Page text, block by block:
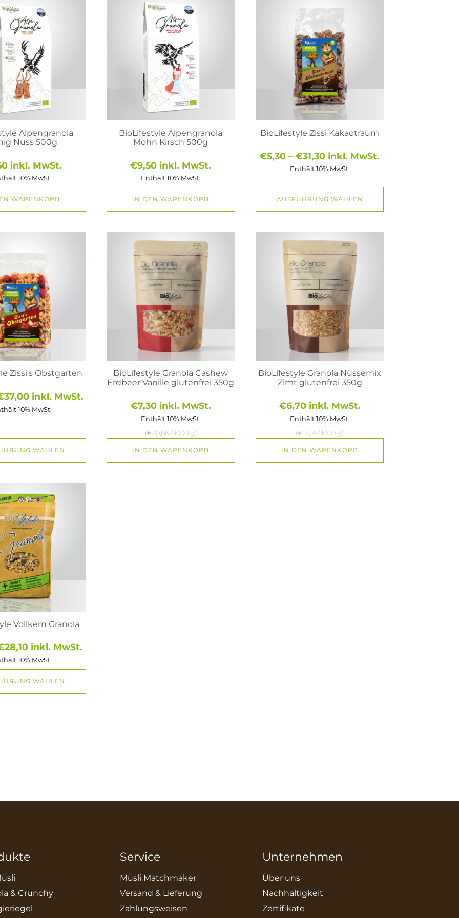
Alpengranola
Nuss 500g
inkl. MwSt.
10% MwSt.
WARENKORB
BioLifestyle Alpengranola
Mohn Kirsch 500g
€9,50 inkl. MwSt.
Enthält 10% MwSt.
IN DEN WARENKORB
BioLifestyle Zissi Kakaotraum
€5,30 – €31,30Preisspanne:
€5,30
€31,30
inkl. MwSt.
Enthält 10% MwSt.
AUSFÜHRUNG WÄHLEN
Optionen
Produktseite
Zissi's Obstgarten
37,00Preisspanne:
€6,40
inkl. MwSt.
10% MwSt.
WÄHLEN
BioLifestyle Granola Cashew
Erdbeer Vanille glutenfrei 350g
€7,30 inkl. MwSt.
Enthält 10% MwSt.
(€20,86/ 1000 g)
IN DEN WARENKORB
BioLifestyle Granola Nüssemix
Zimt glutenfrei 350g
€6,70 inkl. MwSt.
Enthält 10% MwSt.
(€19,14/ 1000 g)
IN DEN WARENKORB
Vollkern Granola
28,10Preisspanne:
€7,00
bis
€28,10
inkl. MwSt.
10% MwSt.
WÄHLEN
& Crunchy
Service
Müsli Matchmaker
Versand & Lieferung
Zahlungsweisen
Unternehmen
Über uns
Nachhaltigkeit
Zertifikate